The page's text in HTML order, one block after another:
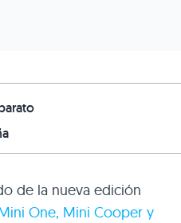
de la nueva edición
One, Mini Cooper y